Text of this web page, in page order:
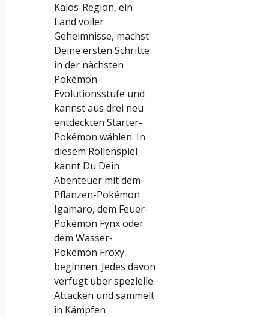
Kalos-Region, ein
Land voller
Geheimnisse, machst
Deine ersten Schritte
in der nächsten
Pokémon-
Evolutionsstufe und
kannst aus drei neu
entdeckten Starter-
Pokémon wählen. In
diesem Rollenspiel
kannt Du Dein
Abenteuer mit dem
Pflanzen-Pokémon
Igamaro, dem Feuer-
Pokémon Fynx oder
dem Wasser-
Pokémon Froxy
beginnen. Jedes davon
verfügt über spezielle
Attacken und sammelt
in Kämpfen